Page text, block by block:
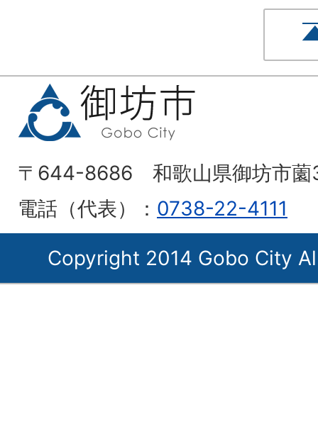
〒644-8686 和歌山県御坊市薗
電話（代表）： 0738-22-4111
Copyright 2014 Gobo City